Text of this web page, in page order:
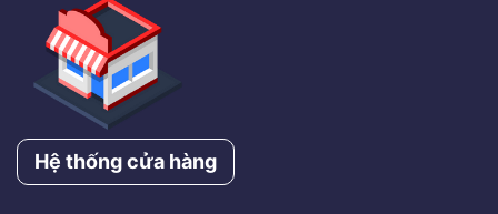
Hệ thống cửa hàng